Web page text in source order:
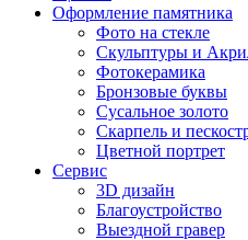
Оформление памятника
Фото на стекле
Скульптуры и
Фотокерамика
Бронзовые буквы
Сусальное золото
Скарпель и
Цветной портрет
Сервис
3D дизайн
Благоустройство
Выездной гравер